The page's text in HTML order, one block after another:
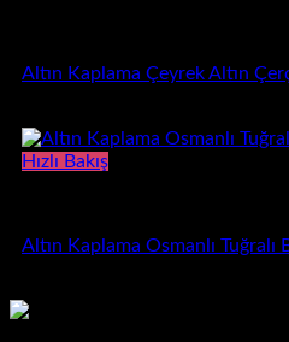
Altın Kaplama Çeyrek Altın
Hızlı Bakış
Altın Kaplama Osmanlı